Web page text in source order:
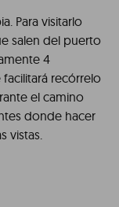
Para visitarlo
salen del puerto
4
recórrelo
el camino
donde hacer
vistas.